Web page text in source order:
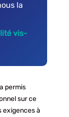
la
vis-
permis
sur ce
exigences à